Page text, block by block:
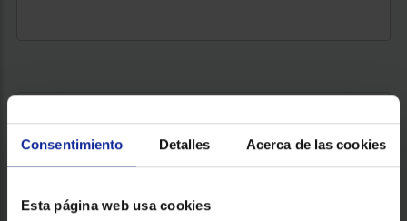
Consentimiento Detalles Acerca de las cookies
Esta página web usa cookies
LAVADORA CARGA FRONTAL TEKA WM 20941 W SP
Revoluciones (RPM) : 1400